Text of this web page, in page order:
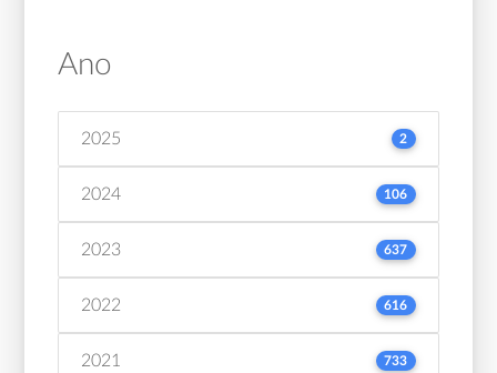
Ano
2025 2
2024 106
2023 637
2022 616
2021 733